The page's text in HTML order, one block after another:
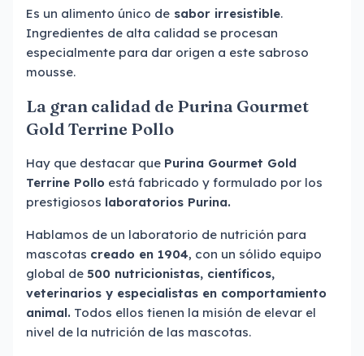
Es un alimento único de sabor irresistible.
Ingredientes de alta calidad se procesan
especialmente para dar origen a este sabroso
mousse.
La gran calidad de Purina Gourmet
Gold Terrine Pollo
Hay que destacar que Purina Gourmet Gold
Terrine Pollo está fabricado y formulado por los
prestigiosos laboratorios Purina.
Hablamos de un laboratorio de nutrición para
mascotas creado en 1904, con un sólido equipo
global de 500 nutricionistas, científicos,
veterinarios y especialistas en comportamiento
animal. Todos ellos tienen la misión de elevar el
nivel de la nutrición de las mascotas.